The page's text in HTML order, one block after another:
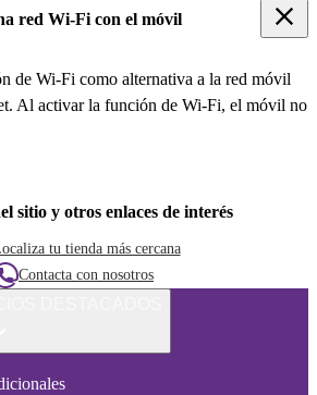
red Wi-Fi con el móvil
de Wi-Fi como alternativa a la red móvil
Al activar la función de Wi-Fi, el móvil no
sitio y otros enlaces de interés
tu tienda más cercana
Contacta con nosotros